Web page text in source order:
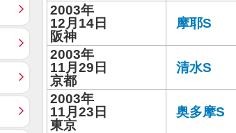
2003年
12月14日
阪神
摩耶S
2003年
11月29日
京都
清水S
2003年
11月23日
東京
奥多摩S